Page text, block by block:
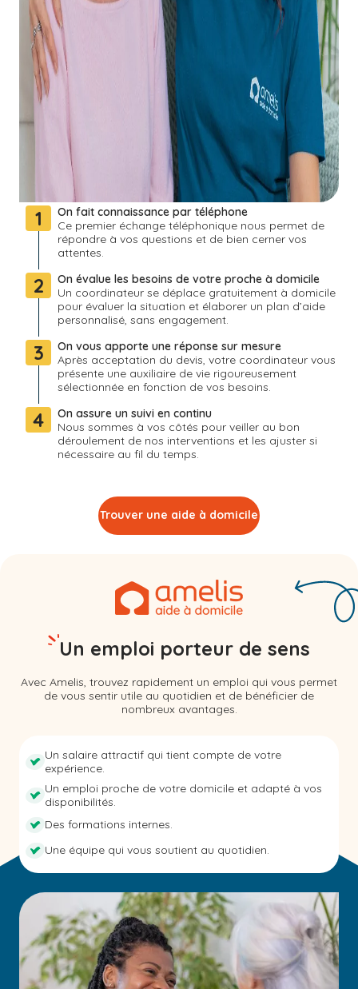
1
On fait connaissance par téléphone
Ce premier échange téléphonique nous permet de
répondre à vos questions et de bien cerner vos
attentes.
2
On évalue les besoins de votre proche à domicile
Un coordinateur se déplace gratuitement à domicile
pour évaluer la situation et élaborer un plan d’aide
personnalisé, sans engagement.
3
On vous apporte une réponse sur mesure
Après acceptation du devis, votre coordinateur vous
présente une auxiliaire de vie rigoureusement
sélectionnée en fonction de vos besoins.
4
On assure un suivi en continu
Nous sommes à vos côtés pour veiller au bon
déroulement de nos interventions et les ajuster si
nécessaire au fil du temps.
Trouver une aide à domicile
Un emploi porteur de sens
Avec Amelis, trouvez rapidement un emploi qui vous permet
de vous sentir utile au quotidien et de bénéficier de
nombreux avantages.
Un salaire attractif qui tient compte de votre
expérience.
Un emploi proche de votre domicile et adapté à vos
disponibilités.
Des formations internes.
Une équipe qui vous soutient au quotidien.